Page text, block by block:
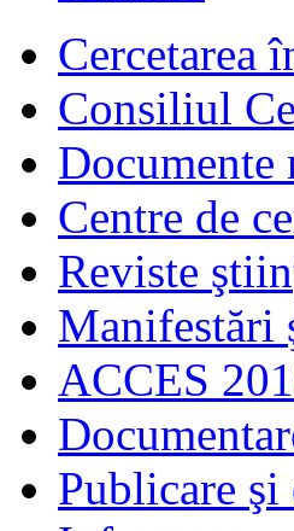
Cercetarea
Consiliul
Documente
Centre de
Reviste
Manifestări
ACCES
Publicare şi